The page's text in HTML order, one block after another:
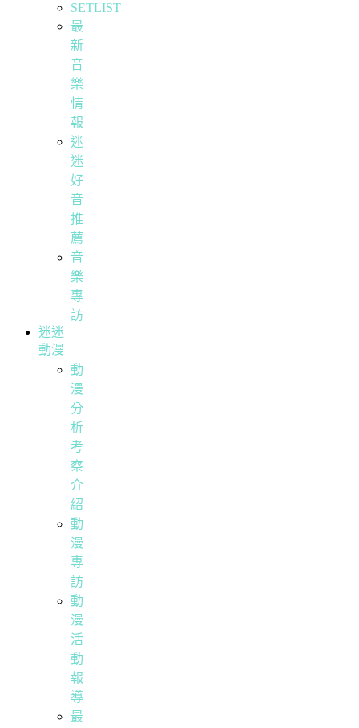
SETLIST
最
新
音
樂
情
報
迷
迷
好
音
推
薦
音
樂
專
訪
迷迷
動漫
動
漫
分
析
考
察
介
紹
動
漫
專
訪
動
漫
活
動
報
導
最